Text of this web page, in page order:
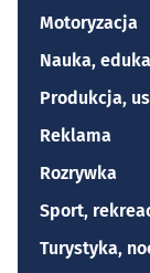
Motoryzacja
Nauka,
Produkcja,
Reklama
Rozrywka
Sport,
Turystyka,